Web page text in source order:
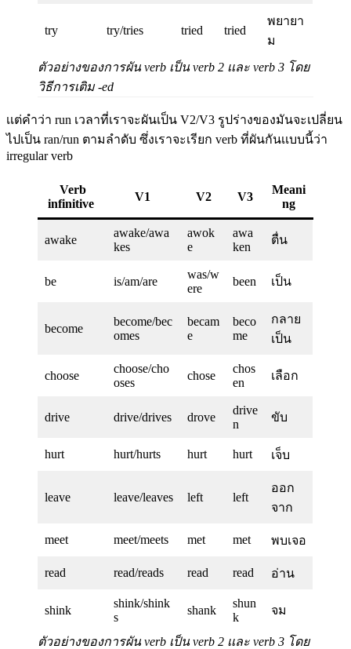
try try/tries tried tried
พยายา
ม
ตัวอย่างของการผัน verb เป็น verb 2 เเละ verb 3 โดย
วิธีการเติม -ed
เเต่คำว่า run เวลาที่เราจะผันเป็น V2/V3 รูปร่างของมันจะเปลี่ยน
ไปเป็น ran/run ตามลำดับ ซึ่งเราจะเรียก verb ที่ผันกันเเบบนี้ว่า
irregular verb
Verb
infinitive
V1 V2 V3
Meani
ng
awake
awake/awa
kes
awok
e
awa
ken
ตื่น
be is/am/are
was/w
ere
been เป็น
become
become/bec
omes
becam
e
beco
me
กลาย
เป็น
choose
choose/cho
oses
chose
chos
en
เลือก
drive drive/drives drove
drive
n
ขับ
hurt hurt/hurts hurt hurt เจ็บ
leave leave/leaves left left
ออก
จาก
meet meet/meets met met พบเจอ
read read/reads read read อ่าน
shink
shink/shink
s
shank
shun
k
จม
ตัวอย่างของการผัน verb เป็น verb 2 เเละ verb 3 โดย